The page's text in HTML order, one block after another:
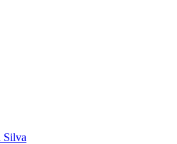
Silva